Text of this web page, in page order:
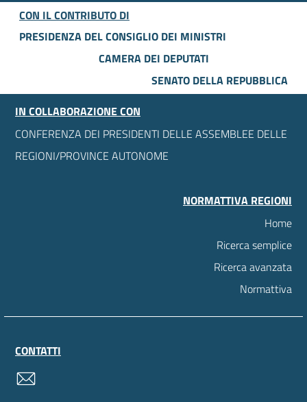
CON IL CONTRIBUTO DI
PRESIDENZA DEL CONSIGLIO DEI MINISTRI
CAMERA DEI DEPUTATI
SENATO DELLA REPUBBLICA
IN COLLABORAZIONE CON
CONFERENZA DEI PRESIDENTI DELLE ASSEMBLEE DELLE
REGIONI/PROVINCE AUTONOME
NORMATTIVA REGIONI
Home
Ricerca semplice
Ricerca avanzata
Normattiva
CONTATTI